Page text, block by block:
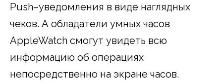
Push–уведомления в виде наглядных
чеков. А обладатели умных часов
AppleWatch смогут увидеть всю
информацию об операциях
непосредственно на экране часов.